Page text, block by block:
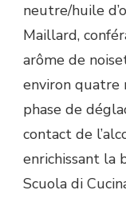
neutre/huile
Maillard,
arôme de
environ quatre
phase de
contact de
enrichissant la
Scuola di